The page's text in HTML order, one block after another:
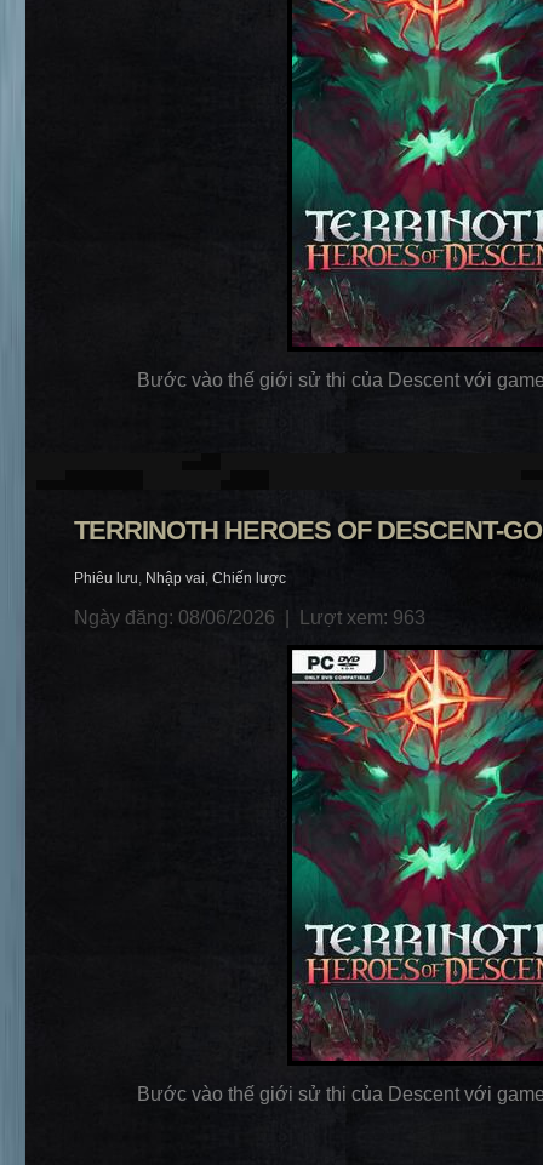
Bước vào thế giới sử thi của Descent với
TERRINOTH HEROES OF DESCENT-
Phiêu lưu, Nhập vai, Chiến lược
Ngày đăng: 08/06/2026 | Lượt xem: 963
Bước vào thế giới sử thi của Descent với